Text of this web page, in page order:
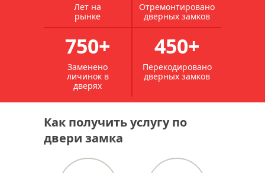
Лет на
рынке
Отремонтировано
дверных замков
750+
Заменено
личинок в
дверях
450+
Перекодировано
дверных замков
Как получить услугу по
двери замка